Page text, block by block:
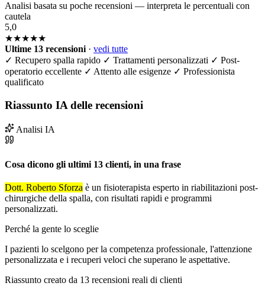
Analisi basata su poche recensioni — interpreta le percentuali con
cautela
5,0
★★★★★
Ultime 13 recensioni · vedi tutte
✓ Recupero spalla rapido ✓ Trattamenti personalizzati ✓ Post-
operatorio eccellente ✓ Attento alle esigenze ✓ Professionista
qualificato
Riassunto IA delle recensioni
Analisi IA
Cosa dicono gli ultimi 13 clienti, in una frase
Dott. Roberto Sforza è un fisioterapista esperto in riabilitazioni post-
chirurgiche della spalla, con risultati rapidi e programmi
personalizzati.
Perché la gente lo sceglie
I pazienti lo scelgono per la competenza professionale, l'attenzione
personalizzata e i recuperi veloci che superano le aspettative.
Riassunto creato da 13 recensioni reali di clienti